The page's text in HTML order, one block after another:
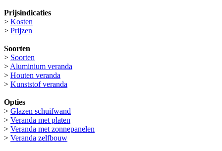
Prijsindicaties
> Kosten
> Prijzen
Soorten
> Soorten
>Aluminium veranda
> Houten veranda
> Kunststof veranda
Opties
> Glazen schuifwand
> Veranda met platen
> Veranda met zonnepanelen
> Veranda zelfbouw